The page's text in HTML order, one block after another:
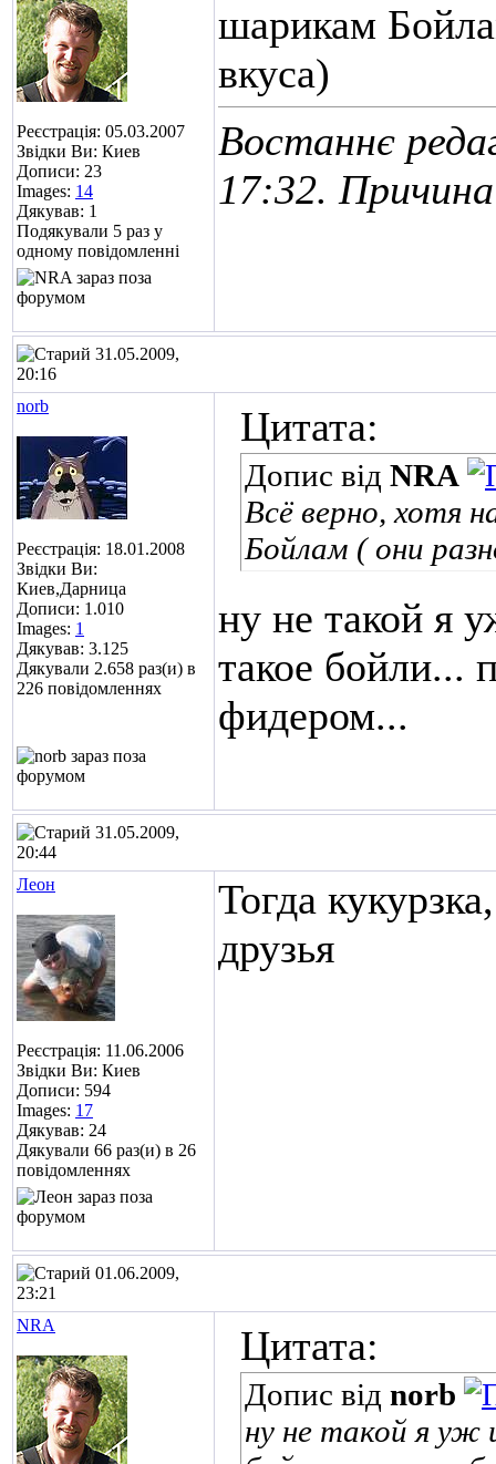
Реєстрація: 05.03.2007
Звідки Ви: Киев
Дописи: 23
Images: 14
Дякував: 1
Подякували 5 раз у
одному повідомленні
шарикам
вкуса)
Востаннє
17:32.
31.05.2009,
20:16
norb
Реєстрація: 18.01.2008
Звідки Ви:
Киев,Дарница
Дописи: 1.010
Images: 1
Дякував: 3.125
Дякували 2.658 раз(и) в
226 повідомленнях
Цитата:
Допис від NRA
Всё верно, хотя
Бойлам ( они
ну не такой я
такое бойли...
фидером...
31.05.2009,
20:44
Леон
Реєстрація: 11.06.2006
Звідки Ви: Киев
Дописи: 594
Images: 17
Дякував: 24
Дякували 66 раз(и) в 26
повідомленнях
Тогда
друзья
01.06.2009,
23:21
NRA
Цитата:
Допис від norb
ну не такой я уж